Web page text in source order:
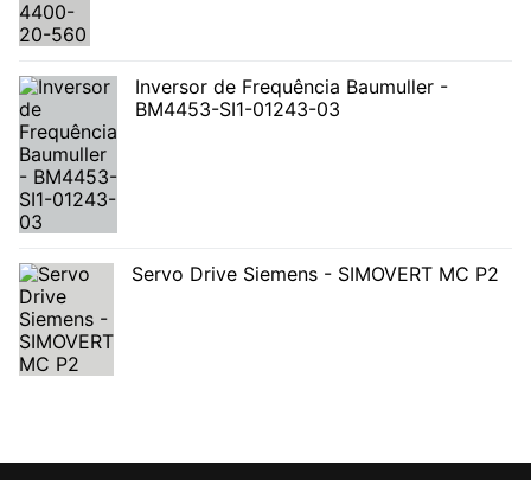
Inversor de Frequência Baumuller -
BM4453-SI1-01243-03
Servo Drive Siemens - SIMOVERT MC P2